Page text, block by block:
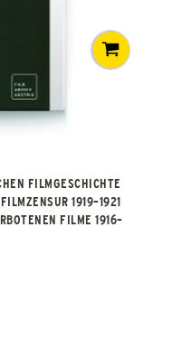
FILMGESCHICHTE
1919–1921
FILME 1916–